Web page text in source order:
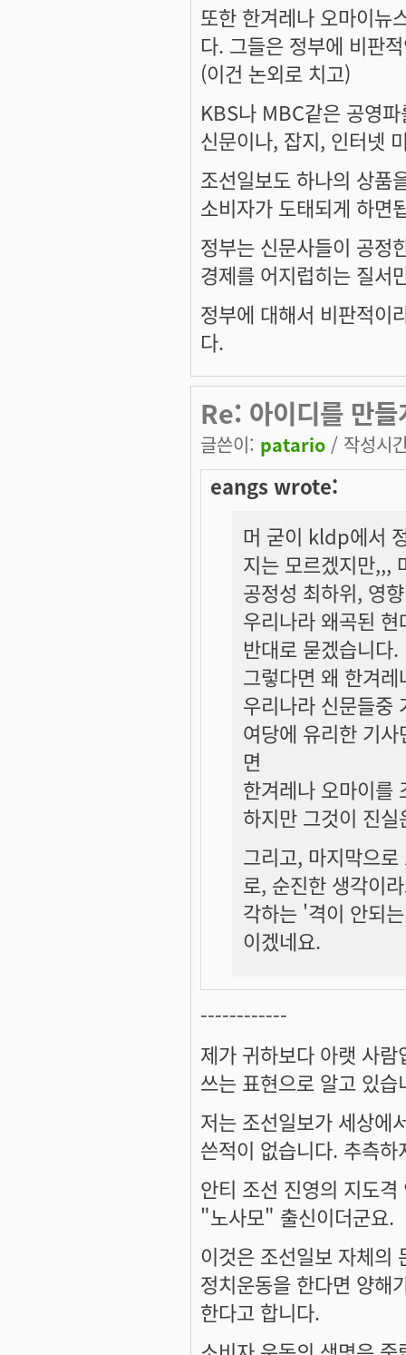
또한 한겨레나 오마이뉴
다. 그들은 정부에 비판
(이건 논외로 치고)
KBS나 MBC같은 공영
신문이나, 잡지, 인터넷
조선일보도 하나의 상품
소비자가 도태되게 하면
정부는 신문사들이 공정
경제를 어지럽히는 질서
정부에 대해서 비판적이
다.
Re: 아이디를 만
글쓴이: patario / 작성시
eangs wrote:
머 굳이 kldp에서
지는 모르겠지만,,,
공정성 최하위, 영
우리나라 왜곡된
반대로 묻겠습니다.
그렇다면 왜 한겨
우리나라 신문들중
여당에 유리한 기
면
한겨레나 오마이를
하지만 그것이 진
그리고, 마지막으
로, 순진한 생각이
각하는 '격이 안되
이겠네요.
------------
제가 귀하보다 아랫 사
쓰는 표현으로 알고 있
저는 조선일보가 세상에
쓴적이 없습니다. 추측하
안티 조선 진영의 지도
"노사모" 출신이더군요.
이것은 조선일보 자체의
정치운동을 한다면 양해
한다고 합니다.